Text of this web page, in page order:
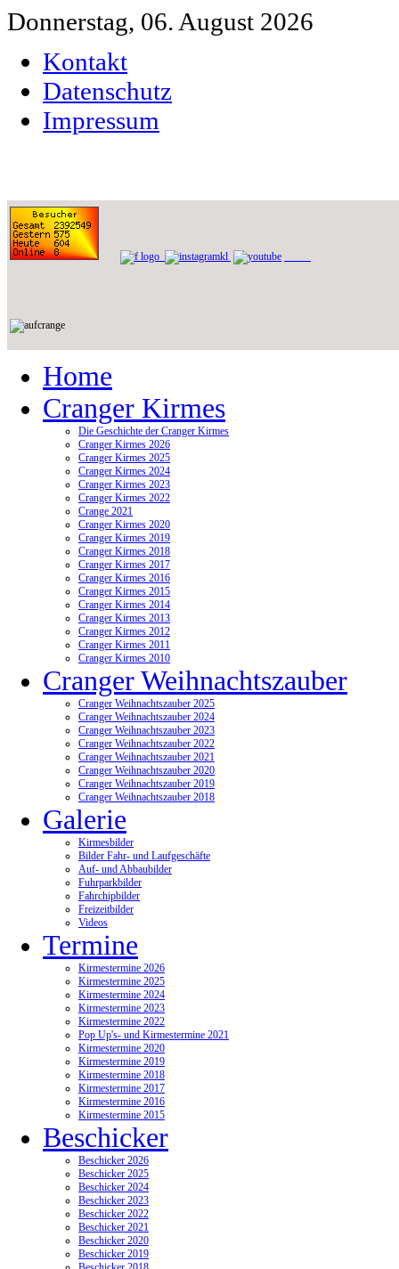
Donnerstag, 06. August 2026
Kontakt
Datenschutz
Impressum
Home
Cranger Kirmes
Die Geschichte der Cranger Kirmes
Cranger Kirmes 2026
Cranger Kirmes 2025
Cranger Kirmes 2024
Cranger Kirmes 2023
Cranger Kirmes 2022
Crange 2021
Cranger Kirmes 2020
Cranger Kirmes 2019
Cranger Kirmes 2018
Cranger Kirmes 2017
Cranger Kirmes 2016
Cranger Kirmes 2015
Cranger Kirmes 2014
Cranger Kirmes 2013
Cranger Kirmes 2012
Cranger Kirmes 2011
Cranger Kirmes 2010
Cranger Weihnachtszauber
Cranger Weihnachtszauber 2025
Cranger Weihnachtszauber 2024
Cranger Weihnachtszauber 2023
Cranger Weihnachtszauber 2022
Cranger Weihnachtszauber 2021
Cranger Weihnachtszauber 2020
Cranger Weihnachtszauber 2019
Cranger Weihnachtszauber 2018
Galerie
Kirmesbilder
Bilder Fahr- und Laufgeschäfte
Auf- und Abbaubilder
Fuhrparkbilder
Fahrchipbilder
Freizeitbilder
Videos
Termine
Kirmestermine 2026
Kirmestermine 2025
Kirmestermine 2024
Kirmestermine 2023
Kirmestermine 2022
Pop Up's- und Kirmestermine 2021
Kirmestermine 2020
Kirmestermine 2019
Kirmestermine 2018
Kirmestermine 2017
Kirmestermine 2016
Kirmestermine 2015
Beschicker
Beschicker 2026
Beschicker 2025
Beschicker 2024
Beschicker 2023
Beschicker 2022
Beschicker 2021
Beschicker 2020
Beschicker 2019